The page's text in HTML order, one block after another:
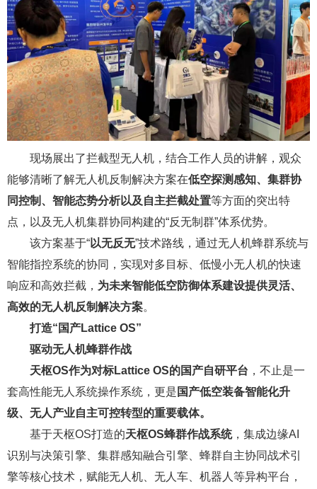
现场展出了拦截型无人机，结合工作人员的讲解，观众
能够清晰了解无人机反制解决方案在低空探测感知、集群协
同控制、智能态势分析以及自主拦截处置等方面的突出特
点，以及无人机集群协同构建的“反无制群”体系优势。
该方案基于“以无反无”技术路线，通过无人机蜂群系统与
智能指控系统的协同，实现对多目标、低慢小无人机的快速
响应和高效拦截， 为未来智能低空防御体系建设提供灵活、
高效的无人机反制解决方案。
打造“国产Lattice OS”
驱动无人机蜂群作战
天枢OS作为对标Lattice OS的国产自研平台 ，不止是一
套高性能无人系统操作系统，更是 国产低空装备智能化升
级、无人产业自主可控转型的重要载体。
基于天枢OS打造的天枢OS蜂群作战系统，集成边缘AI
识别与决策引擎、集群感知融合引擎、蜂群自主协同战术引
擎等核心技术，赋能无人机、无人车、机器人等异构平台，